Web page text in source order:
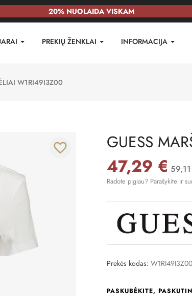
20% NUOLAIDA VISKAM
PREKIŲ ŽENKLAI INFORMACIJA
W1RI49I3Z00
favorite_border GUESS
47,29 €
Radote pigiau? Parašykite ir
Prekės kodas: W1RI49I3Z00
PASKUBĖKITE,